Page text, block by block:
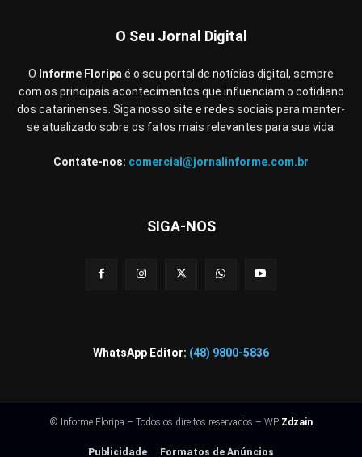
O Seu Jornal Digital
O Informe Floripa é o seu portal de notícias digital, sempre
com os principais acontecimentos que influenciam o cotidiano
dos catarinenses. Siga nosso site e redes sociais para manter-
se atualizado sobre os fatos mais relevantes para sua vida.
Contate-nos: comercial@jornalinforme.com.br
SIGA-NOS
WhatsApp Editor: (48) 9800-5836
© Informe Floripa – Todos os direitos reservados – WP Zdzain
Publicidade Formatos de Anúncios